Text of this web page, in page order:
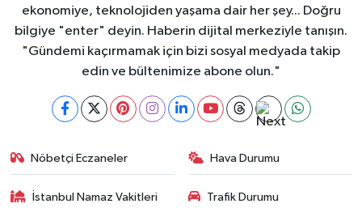
ekonomiye, teknolojiden yaşama dair her şey... Doğru
bilgiye "enter" deyin. Haberin dijital merkeziyle tanışın.
"Gündemi kaçırmamak için bizi sosyal medyada takip
edin ve bültenimize abone olun."
Nöbetçi Eczaneler Hava Durumu
İstanbul Namaz Vakitleri Trafik Durumu